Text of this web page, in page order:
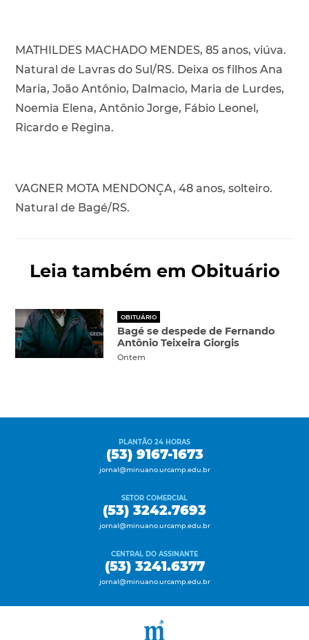
MATHILDES MACHADO MENDES, 85 anos, viúva.
Natural de Lavras do Sul/RS. Deixa os filhos Ana
Maria, João Antônio, Dalmacio, Maria de Lurdes,
Noemia Elena, Antônio Jorge, Fábio Leonel,
Ricardo e Regina.
VAGNER MOTA MENDONÇA, 48 anos, solteiro.
Natural de Bagé/RS.
Leia também em Obituário
OBITUÁRIO
Bagé se despede de Fernando
Antônio Teixeira Giorgis
Ontem
PLANTÃO 24 HORAS
(53) 9167-1673
jornal@minuano.urcamp.edu.br
SETOR COMERCIAL
(53) 3242.7693
jornal@minuano.urcamp.edu.br
CENTRAL DO ASSINANTE
(53) 3241.6377
jornal@minuano.urcamp.edu.br